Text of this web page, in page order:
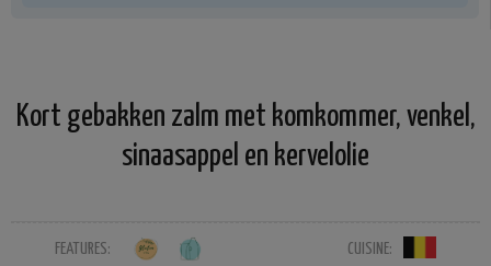
Kort gebakken zalm met komkommer, venkel,
sinaasappel en kervelolie
FEATURES: CUISINE: